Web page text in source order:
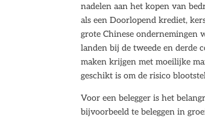
nadelen aan het kopen van
als een Doorlopend krediet,
grote Chinese ondernemingen
landen bij de tweede en derde
maken krijgen met moeilijke
geschikt is om de risico
Voor een belegger is het
bijvoorbeeld te beleggen in